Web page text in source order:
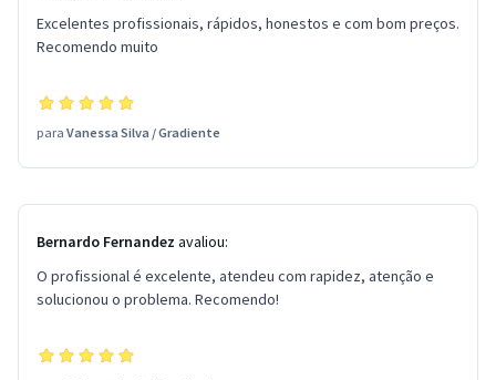
Excelentes profissionais, rápidos, honestos e com bom preços.
Recomendo muito
para Vanessa Silva /Gradiente
Bernardo Fernandez avaliou:
O profissional é excelente, atendeu com rapidez, atenção e
solucionou o problema. Recomendo!